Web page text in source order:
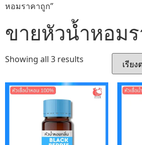
หอมราคาถูก”
ขายหัวน้ำหอม
Showing all 3 results